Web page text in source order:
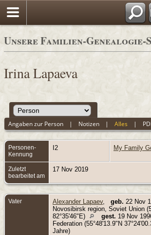
Unsere Familien-Genealogie-
Irina Lapaeva
Angaben zur Person | Notizen |Alles |
Personen-
Kennung
I2 My Family
Zuletzt
bearbeitet am
17 Nov 2019
Vater Alexander Lapaev, geb. 22 Nov
Novosibirsk region, Soviet Union
82°35'46"E)
gest. 19 Nov
Federation (55°48'13.9"N
Jahre)